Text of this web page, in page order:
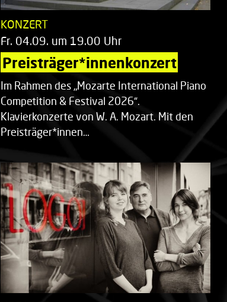
KONZERT
Fr. 04.09. um 19.00 Uhr
Preisträger*innenkonzert
Im Rahmen des „Mozarte International Piano
Competition & Festival 2026“.
Klavierkonzerte von W. A. Mozart. Mit den
Preisträger*innen…